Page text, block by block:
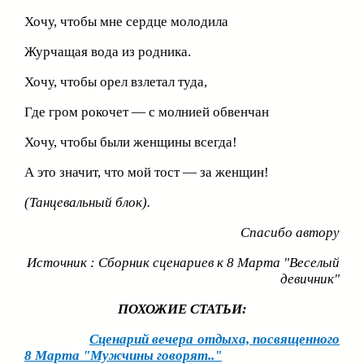
Хочу, чтобы мне сердце молодила
Журчащая вода из родника.
Хочу, чтобы орел взлетал туда,
Где гром рокочет — с молнией обвенчан
Хочу, чтобы были женщины всегда!
А это значит, что мой тост — за женщин!
(Танцевальный блок).
Спасибо автору
Источник : Сборник сценариев к 8 Марта "Веселый
девичник"
ПОХОЖИЕ СТАТЬИ:
Сценарий вечера отдыха, посвященного
8 Марта "Мужчины говорят.."